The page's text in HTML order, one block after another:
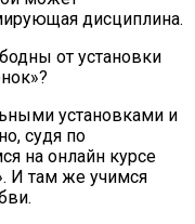
дисциплина.
от установки
установками и
судя по
на онлайн курсе
И там же учимся